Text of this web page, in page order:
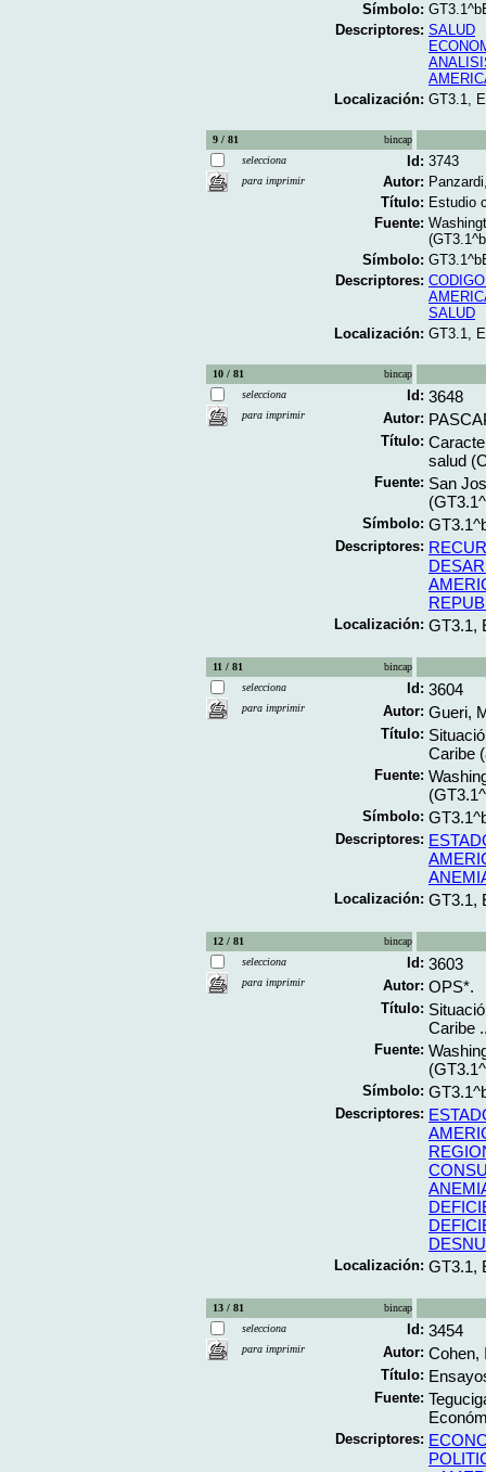
Símbolo:
Descriptores: SALUD
Localización: GT3.1,
9 / 81
bincap
selecciona
para imprimir
Id: 3743
Autor:
Título: Estudio
Fuente:
Símbolo:
Descriptores:
SALUD
Localización: GT3.1,
10 / 81
bincap
selecciona
para imprimir
Id: 3648
Autor:
Título:
salud
Fuente: San
Símbolo:
Descriptores:
Localización: GT3.1,
11 / 81
bincap
selecciona
para imprimir
Id: 3604
Autor: Gueri,
Título:
Caribe
Fuente:
Símbolo:
Descriptores:
Localización: GT3.1,
12 / 81
bincap
selecciona
para imprimir
Id: 3603
Autor: OPS*.
Título:
Caribe
Fuente:
Símbolo:
Descriptores:
Localización: GT3.1,
13 / 81
bincap
selecciona
para imprimir
Id: 3454
Autor: Cohen,
Título:
Fuente:
Descriptores: